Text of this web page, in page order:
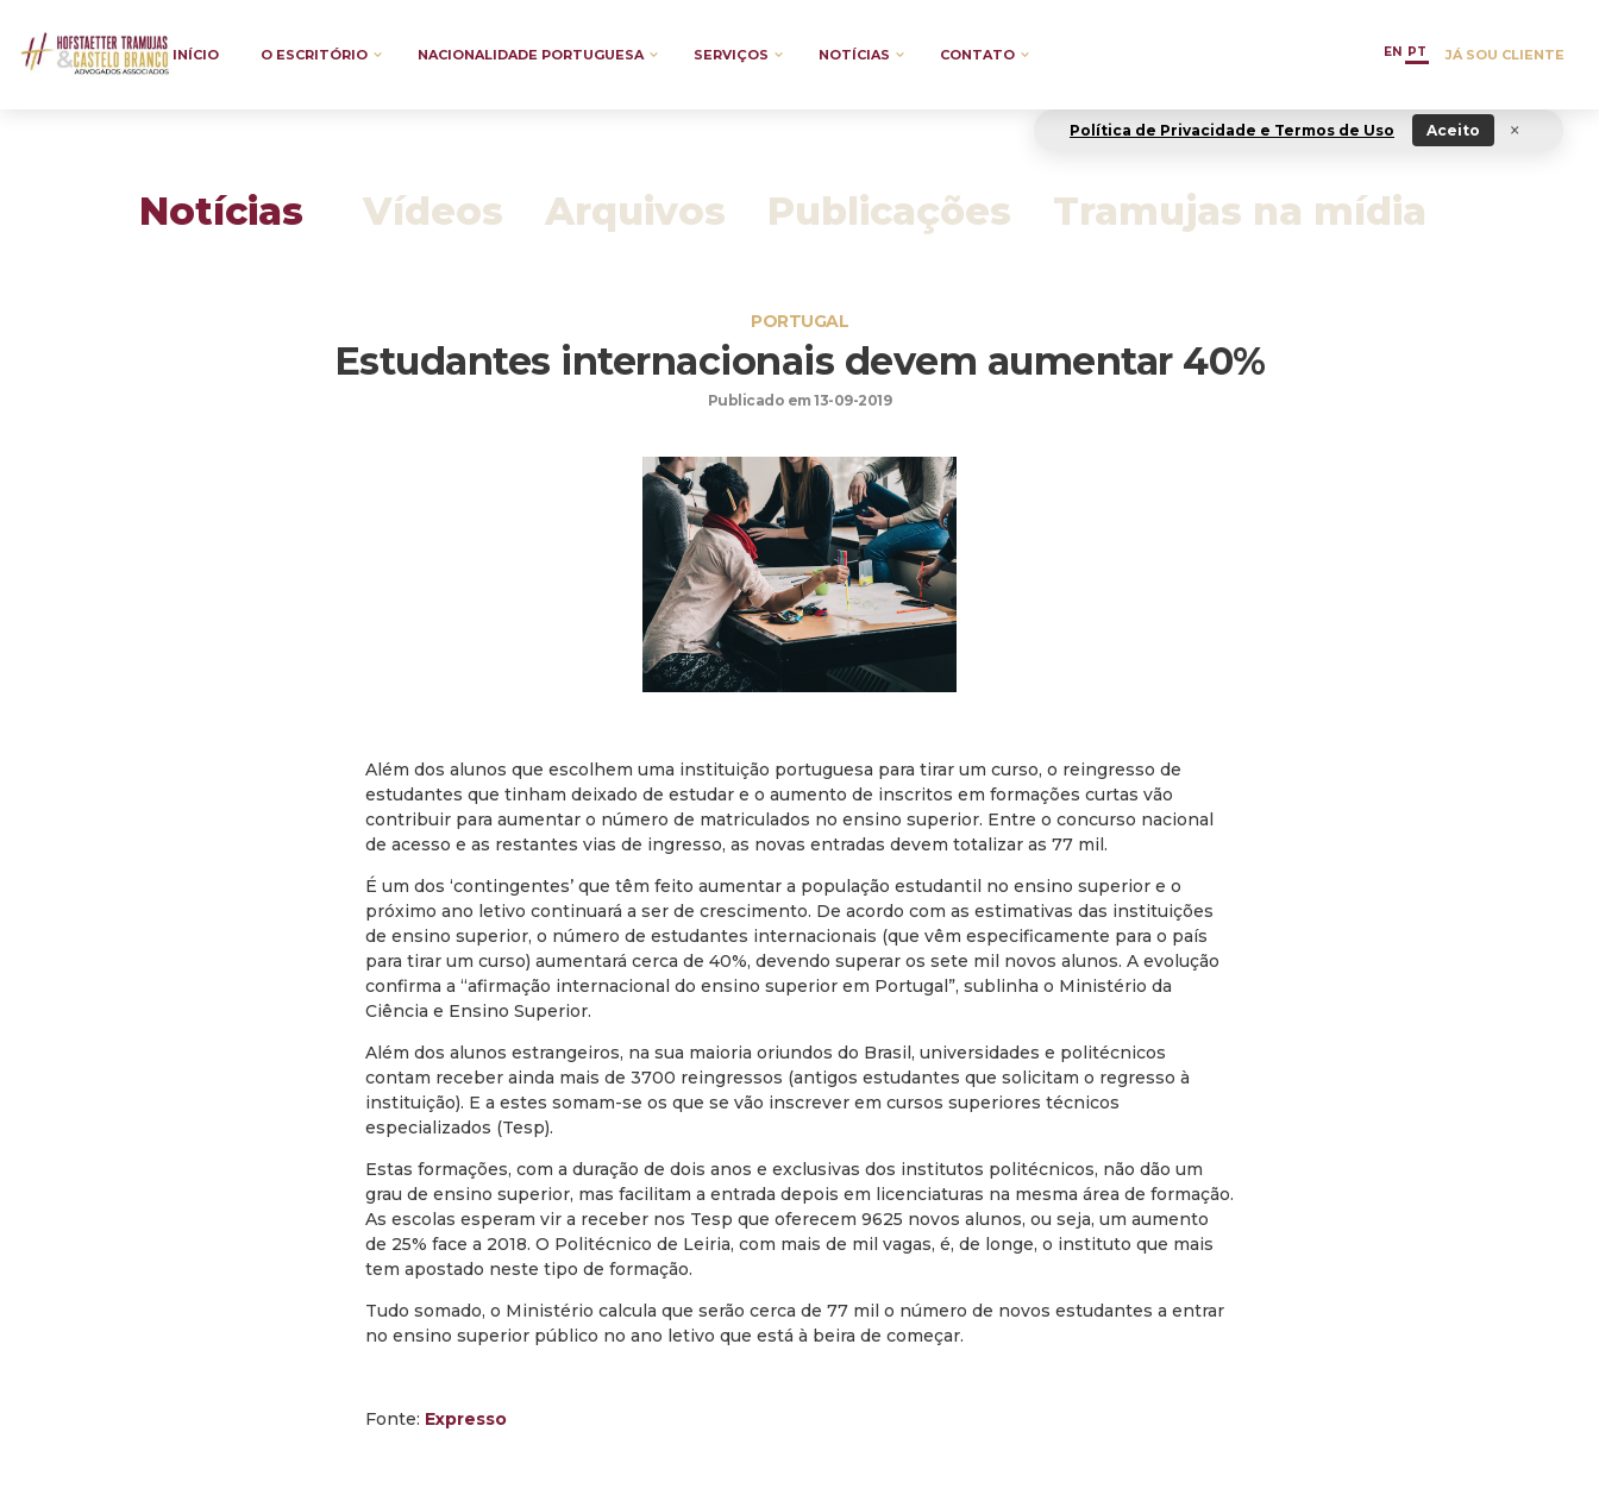
INÍCIO O ESCRITÓRIO NACIONALIDADE PORTUGUESA SERVIÇOS NOTÍCIAS CONTATO EN PT JÁ SOU CLIENTE
Notícias Vídeos Arquivos Publicações Tramujas na mídia
PORTUGAL
Estudantes internacionais devem aumentar 40%
Publicado em 13-09-2019
Além dos alunos que escolhem uma instituição portuguesa para tirar um curso, o reingresso de
estudantes que tinham deixado de estudar e o aumento de inscritos em formações curtas vão
contribuir para aumentar o número de matriculados no ensino superior. Entre o concurso nacional
de acesso e as restantes vias de ingresso, as novas entradas devem totalizar as 77 mil.
É um dos ‘contingentes’ que têm feito aumentar a população estudantil no ensino superior e o
próximo ano letivo continuará a ser de crescimento. De acordo com as estimativas das instituições
de ensino superior, o número de estudantes internacionais (que vêm especificamente para o país
para tirar um curso) aumentará cerca de 40%, devendo superar os sete mil novos alunos. A evolução
confirma a “afirmação internacional do ensino superior em Portugal”, sublinha o Ministério da
Ciência e Ensino Superior.
Além dos alunos estrangeiros, na sua maioria oriundos do Brasil, universidades e politécnicos
contam receber ainda mais de 3700 reingressos (antigos estudantes que solicitam o regresso à
instituição). E a estes somam-se os que se vão inscrever em cursos superiores técnicos
especializados (Tesp).
Estas formações, com a duração de dois anos e exclusivas dos institutos politécnicos, não dão um
grau de ensino superior, mas facilitam a entrada depois em licenciaturas na mesma área de formação.
As escolas esperam vir a receber nos Tesp que oferecem 9625 novos alunos, ou seja, um aumento
de 25% face a 2018. O Politécnico de Leiria, com mais de mil vagas, é, de longe, o instituto que mais
tem apostado neste tipo de formação.
Tudo somado, o Ministério calcula que serão cerca de 77 mil o número de novos estudantes a entrar
no ensino superior público no ano letivo que está à beira de começar.
Fonte: Expresso
Política de Privacidade e Termos de Uso Aceito ×